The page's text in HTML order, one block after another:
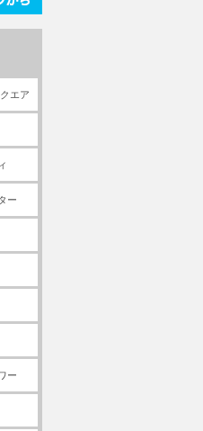
エア
ー
ー